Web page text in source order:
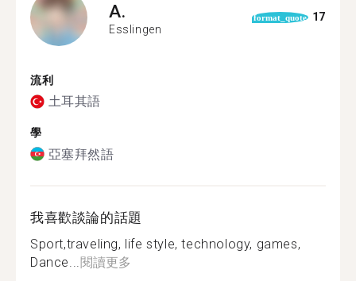
A.
Esslingen
format_quote 17
流利
土耳其語
學
亞塞拜然語
我喜歡談論的話題
Sport,traveling, life style, technology, games,
Dance... 閱讀更多